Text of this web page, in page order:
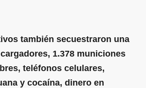
también secuestraron una
1.378 municiones
teléfonos celulares,
y cocaína, dinero en